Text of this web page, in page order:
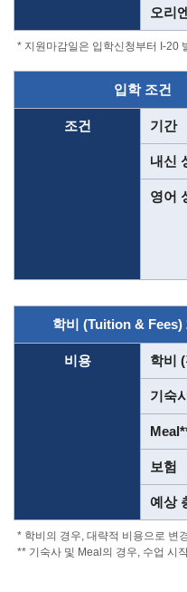
오리
* 지원마감일은 입학신청부터 I-20
입학 조건
조건 기간
내신
영어
학비 (Tuition & Fees)
비용 학비
기숙
보험
예상
* 학비의 경우, 대략적 비용으로 변
** 기숙사 및 Meal의 경우, 수업 시